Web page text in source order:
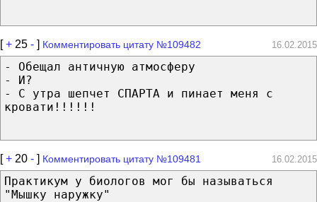
[+ 25 - ] Комментировать цитату №109482 16.02.2015
- Обещал античную атмосферу
- И?
- С утра шепчет СПАРТА и пинает меня с
кровати!!!!!!
[+ 20 - ] Комментировать цитату №109481 16.02.2015
Практикум у биологов мог бы называться
"Мышку наружку"